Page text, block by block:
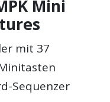
Mini
mit 37
Sequenzer